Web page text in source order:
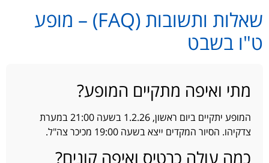
שאלות ותשובות (FAQ) – מופע
ט"ו בשבט
מתי ואיפה מתקיים המופע?
המופע יתקיים ביום ראשון, 1.2.26 בשעה 21:00 במערת
צדקיהו. הסיור המקדים ייצא בשעה 19:00 מכיכר צה"ל.
כמה עולה כרטיס ואיפה קונים?